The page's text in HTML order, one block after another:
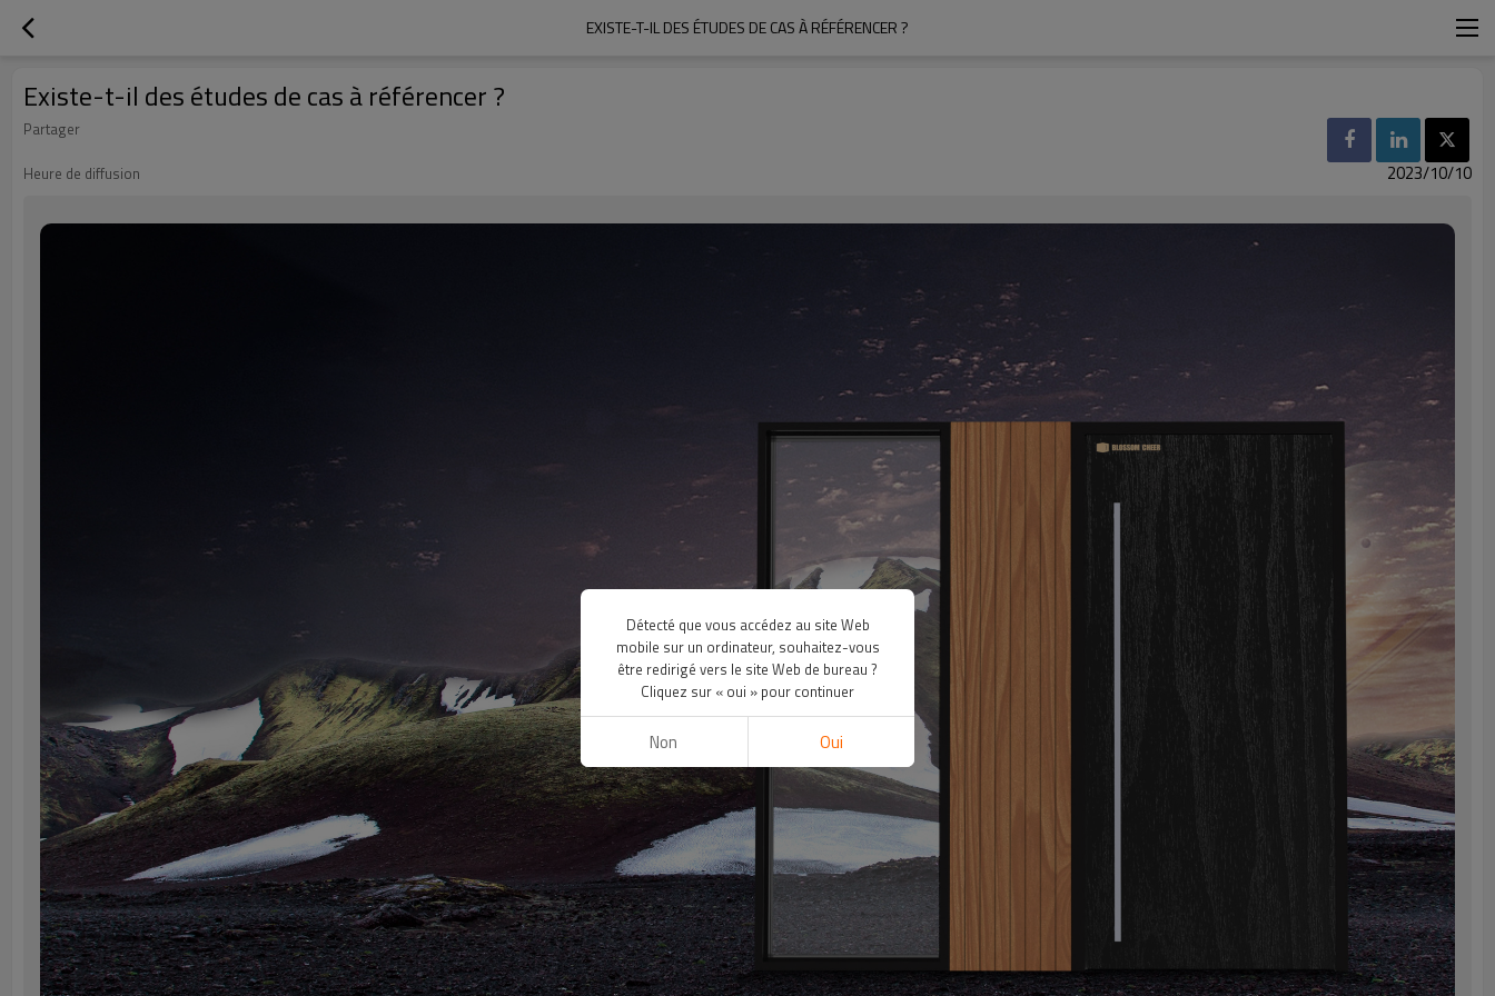
EXISTE-T-IL DES ÉTUDES DE CAS À RÉFÉRENCER ?
Existe-t-il des études de cas à référencer ?
Partager
Heure de diffusion
2023/10/10
Détecté que vous accédez au site Web
mobile sur un ordinateur, souhaitez-vous
être redirigé vers le site Web de bureau ?
Cliquez sur « oui » pour continuer
Non Oui